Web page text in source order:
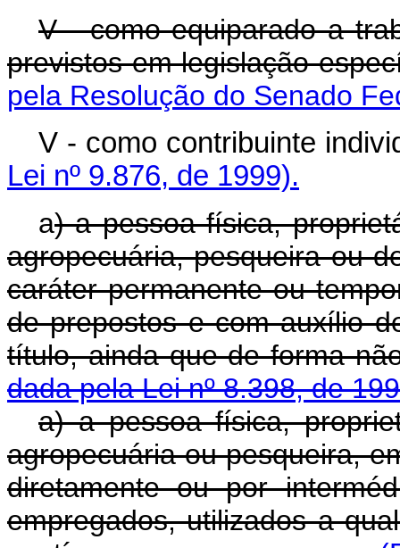
V - como equiparado a
previstos em legislação
pela Resolução do Senado
V - como
Lei nº 9.876, de 1999).
a) a pessoa física,
agropecuária, pesqueira ou
caráter permanente ou
de prepostos e com auxílio
título, ainda que de
dada pela Lei nº 8.398, de
a) a pessoa física,
agropecuária ou pesqueira,
diretamente ou por
empregados, utilizados a